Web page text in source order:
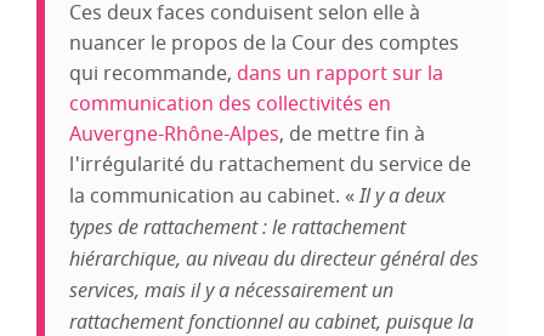
Ces deux faces conduisent selon elle à
nuancer le propos de la Cour des comptes
qui recommande, dans un rapport sur la
communication des collectivités en
Auvergne-Rhône-Alpes, de mettre fin à
l'irrégularité du rattachement du service de
la communication au cabinet. «Il y a deux
types de rattachement : le rattachement
hiérarchique, au niveau du directeur général des
services, mais il y a nécessairement un
rattachement fonctionnel au cabinet, puisque la